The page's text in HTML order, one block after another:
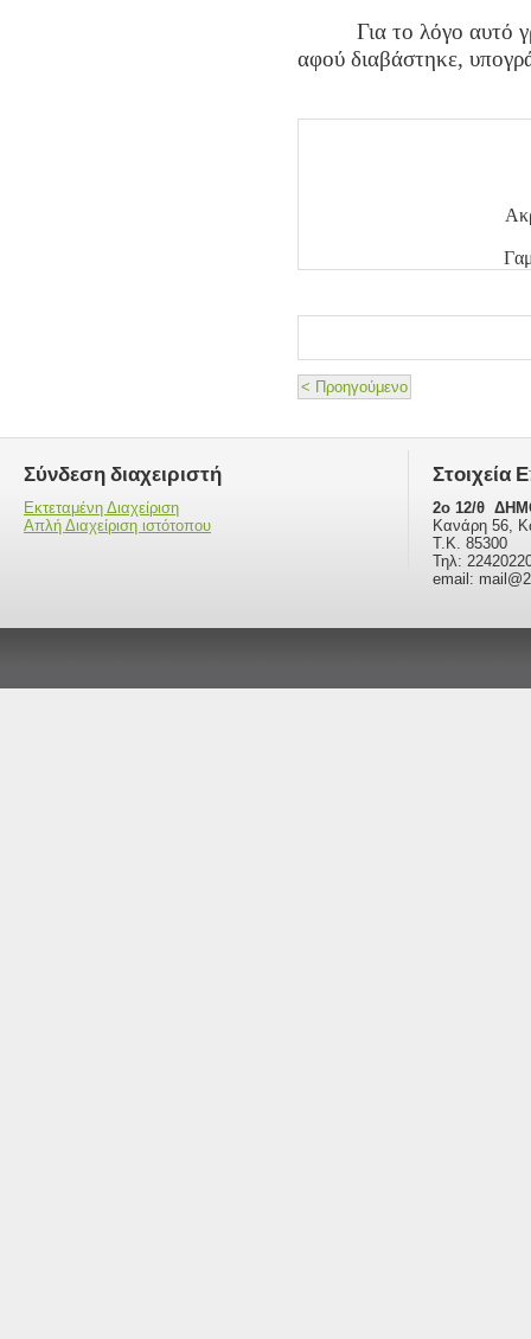
Για το λόγο αυτό
αφού διαβάστηκε,
< Προηγούμενο
Σύνδεση διαχειριστή
Εκτεταμένη Διαχείριση
Απλή Διαχείριση ιστότοπου
Στοιχεία
2o 12/θ
Κανάρη 56,
Τ.Κ. 85300
Τηλ:
email: